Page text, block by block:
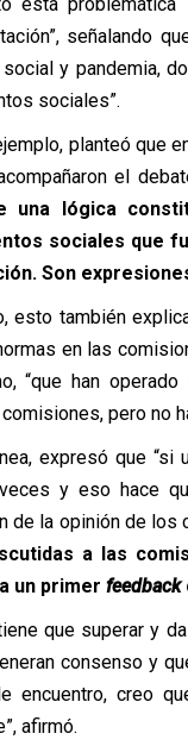
señalando
y pandemia,
sociales”.
planteó que
el
una lógica
sociales que
Son
esto también
en las
“que han
pero no
expresó que
y eso hace
de la opinión de los
a las
un primer feedback
que superar y
consenso y
encuentro, creo
afirmó.